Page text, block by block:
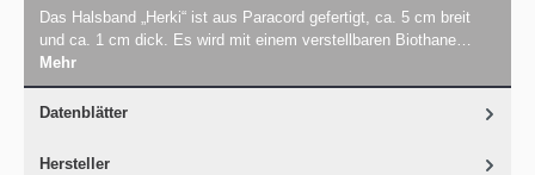
Das Halsband „Herki“ ist aus Paracord gefertigt, ca. 5 cm breit
und ca. 1 cm dick. Es wird mit einem verstellbaren Biothane…
Mehr
Datenblätter
Hersteller